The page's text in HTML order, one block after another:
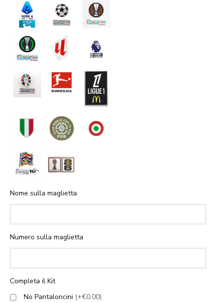
Nome sulla maglietta
Numero sulla maglietta
Completa il Kit
No Pantaloncini (+€0.00)